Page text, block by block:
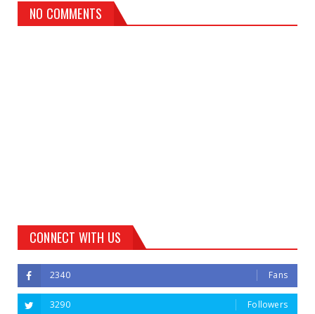
NO COMMENTS
CONNECT WITH US
2340 Fans
3290 Followers